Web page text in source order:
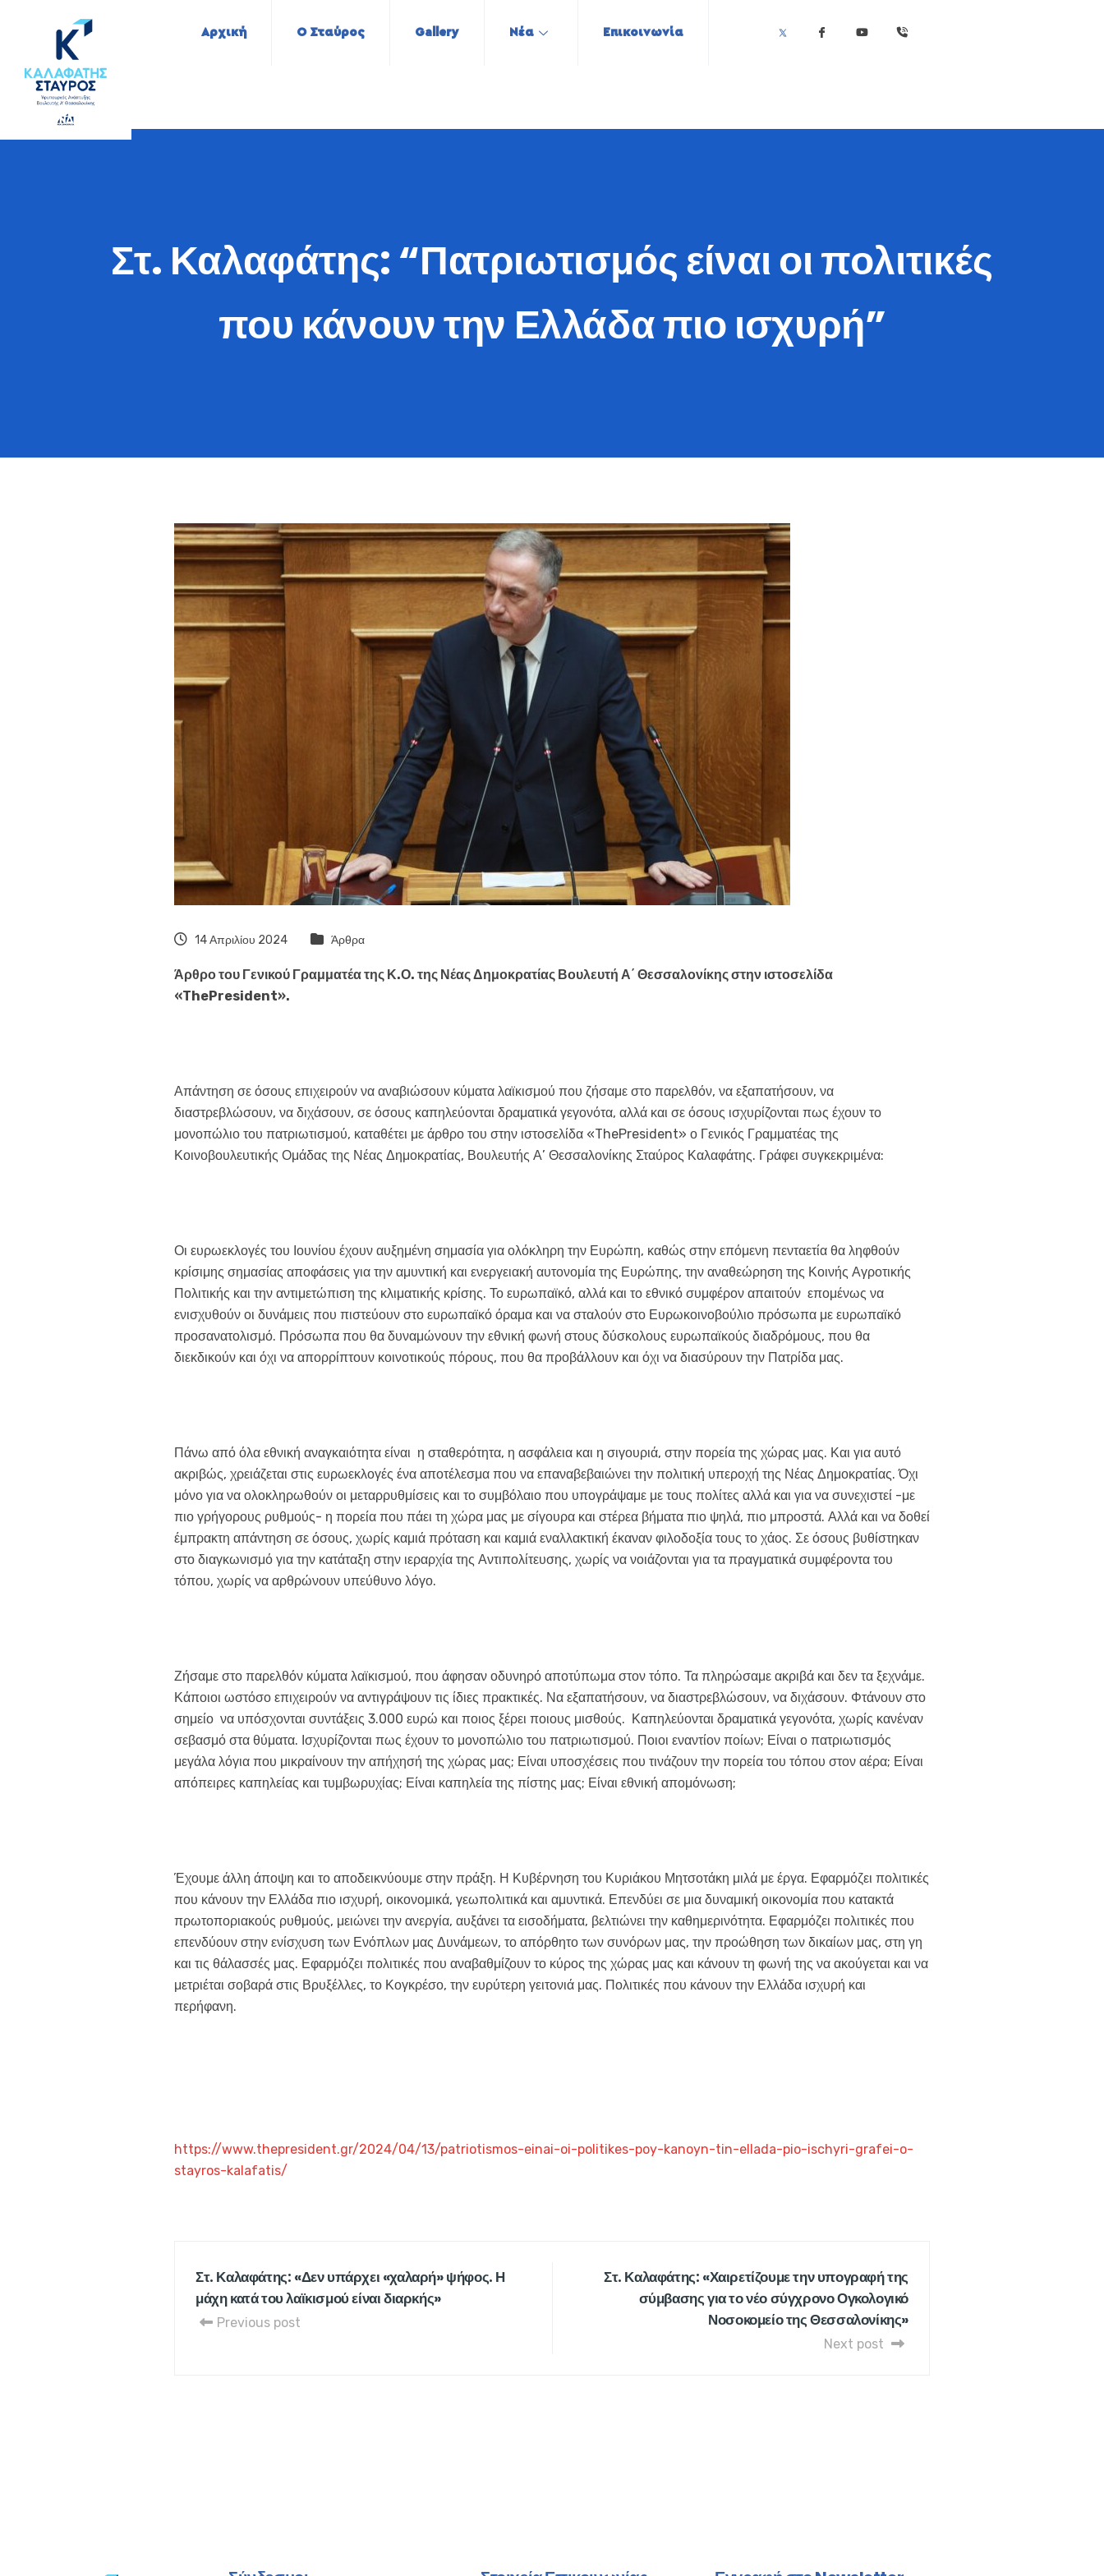
Αρχική Ο Σταύρος Gallery Νέα Επικοινωνία
Στ. Καλαφάτης: “Πατριωτισμός είναι οι πολιτικές
που κάνουν την Ελλάδα πιο ισχυρή”
14 Απριλίου 2024 Άρθρα
Άρθρο του Γενικού Γραμματέα της Κ.Ο. της Νέας Δημοκρατίας Βουλευτή Α΄ Θεσσαλονίκης στην ιστοσελίδα
«ThePresident».
Απάντηση σε όσους επιχειρούν να αναβιώσουν κύματα λαϊκισμού που ζήσαμε στο παρελθόν, να εξαπατήσουν, να
διαστρεβλώσουν, να διχάσουν, σε όσους καπηλεύονται δραματικά γεγονότα, αλλά και σε όσους ισχυρίζονται πως έχουν το
μονοπώλιο του πατριωτισμού, καταθέτει με άρθρο του στην ιστοσελίδα «ThePresident» ο Γενικός Γραμματέας της
Κοινοβουλευτικής Ομάδας της Νέας Δημοκρατίας, Βουλευτής Α’ Θεσσαλονίκης Σταύρος Καλαφάτης. Γράφει συγκεκριμένα:
Οι ευρωεκλογές του Ιουνίου έχουν αυξημένη σημασία για ολόκληρη την Ευρώπη, καθώς στην επόμενη πενταετία θα ληφθούν
κρίσιμης σημασίας αποφάσεις για την αμυντική και ενεργειακή αυτονομία της Ευρώπης, την αναθεώρηση της Κοινής Αγροτικής
Πολιτικής και την αντιμετώπιση της κλιματικής κρίσης. Το ευρωπαϊκό, αλλά και το εθνικό συμφέρον απαιτούν επομένως να
ενισχυθούν οι δυνάμεις που πιστεύουν στο ευρωπαϊκό όραμα και να σταλούν στο Ευρωκοινοβούλιο πρόσωπα με ευρωπαϊκό
προσανατολισμό. Πρόσωπα που θα δυναμώνουν την εθνική φωνή στους δύσκολους ευρωπαϊκούς διαδρόμους, που θα
διεκδικούν και όχι να απορρίπτουν κοινοτικούς πόρους, που θα προβάλλουν και όχι να διασύρουν την Πατρίδα μας.
Πάνω από όλα εθνική αναγκαιότητα είναι η σταθερότητα, η ασφάλεια και η σιγουριά, στην πορεία της χώρας μας. Και για αυτό
ακριβώς, χρειάζεται στις ευρωεκλογές ένα αποτέλεσμα που να επαναβεβαιώνει την πολιτική υπεροχή της Νέας Δημοκρατίας. Όχι
μόνο για να ολοκληρωθούν οι μεταρρυθμίσεις και το συμβόλαιο που υπογράψαμε με τους πολίτες αλλά και για να συνεχιστεί -με
πιο γρήγορους ρυθμούς- η πορεία που πάει τη χώρα μας με σίγουρα και στέρεα βήματα πιο ψηλά, πιο μπροστά. Αλλά και να δοθεί
έμπρακτη απάντηση σε όσους, χωρίς καμιά πρόταση και καμιά εναλλακτική έκαναν φιλοδοξία τους το χάος. Σε όσους βυθίστηκαν
στο διαγκωνισμό για την κατάταξη στην ιεραρχία της Αντιπολίτευσης, χωρίς να νοιάζονται για τα πραγματικά συμφέροντα του
τόπου, χωρίς να αρθρώνουν υπεύθυνο λόγο.
Ζήσαμε στο παρελθόν κύματα λαϊκισμού, που άφησαν οδυνηρό αποτύπωμα στον τόπο. Τα πληρώσαμε ακριβά και δεν τα ξεχνάμε.
Κάποιοι ωστόσο επιχειρούν να αντιγράψουν τις ίδιες πρακτικές. Να εξαπατήσουν, να διαστρεβλώσουν, να διχάσουν. Φτάνουν στο
σημείο να υπόσχονται συντάξεις 3.000 ευρώ και ποιος ξέρει ποιους μισθούς. Καπηλεύονται δραματικά γεγονότα, χωρίς κανέναν
σεβασμό στα θύματα. Ισχυρίζονται πως έχουν το μονοπώλιο του πατριωτισμού. Ποιοι εναντίον ποίων; Είναι ο πατριωτισμός
μεγάλα λόγια που μικραίνουν την απήχησή της χώρας μας; Είναι υποσχέσεις που τινάζουν την πορεία του τόπου στον αέρα; Είναι
απόπειρες καπηλείας και τυμβωρυχίας; Είναι καπηλεία της πίστης μας; Είναι εθνική απομόνωση;
Έχουμε άλλη άποψη και το αποδεικνύουμε στην πράξη. Η Κυβέρνηση του Κυριάκου Μητσοτάκη μιλά με έργα. Εφαρμόζει πολιτικές
που κάνουν την Ελλάδα πιο ισχυρή, οικονομικά, γεωπολιτικά και αμυντικά. Επενδύει σε μια δυναμική οικονομία που κατακτά
πρωτοποριακούς ρυθμούς, μειώνει την ανεργία, αυξάνει τα εισοδήματα, βελτιώνει την καθημερινότητα. Εφαρμόζει πολιτικές που
επενδύουν στην ενίσχυση των Ενόπλων μας Δυνάμεων, το απόρθητο των συνόρων μας, την προώθηση των δικαίων μας, στη γη
και τις θάλασσές μας. Εφαρμόζει πολιτικές που αναβαθμίζουν το κύρος της χώρας μας και κάνουν τη φωνή της να ακούγεται και να
μετριέται σοβαρά στις Βρυξέλλες, το Κογκρέσο, την ευρύτερη γειτονιά μας. Πολιτικές που κάνουν την Ελλάδα ισχυρή και
περήφανη.
https://www.thepresident.gr/2024/04/13/patriotismos-einai-oi-politikes-poy-kanoyn-tin-ellada-pio-ischyri-grafei-o-
stayros-kalafatis/
Στ. Καλαφάτης: «Δεν υπάρχει «χαλαρή» ψήφος. Η
μάχη κατά του λαϊκισμού είναι διαρκής»
Previous post
Στ. Καλαφάτης: «Χαιρετίζουμε την υπογραφή της
σύμβασης για το νέο σύγχρονο Ογκολογικό
Νοσοκομείο της Θεσσαλονίκης»
Next post